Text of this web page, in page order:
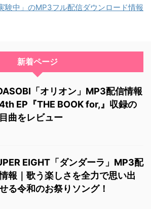
験中」のMP3フル配信ダウンロード情報
新着ページ
「オリオン」MP3配信情報
4th EP『THE BOOK for,』収録の
曲をレビュー
EIGHT「ダンダーラ」MP3配
報｜歌う楽しさを全力で思い出
る令和のお祭りソング！